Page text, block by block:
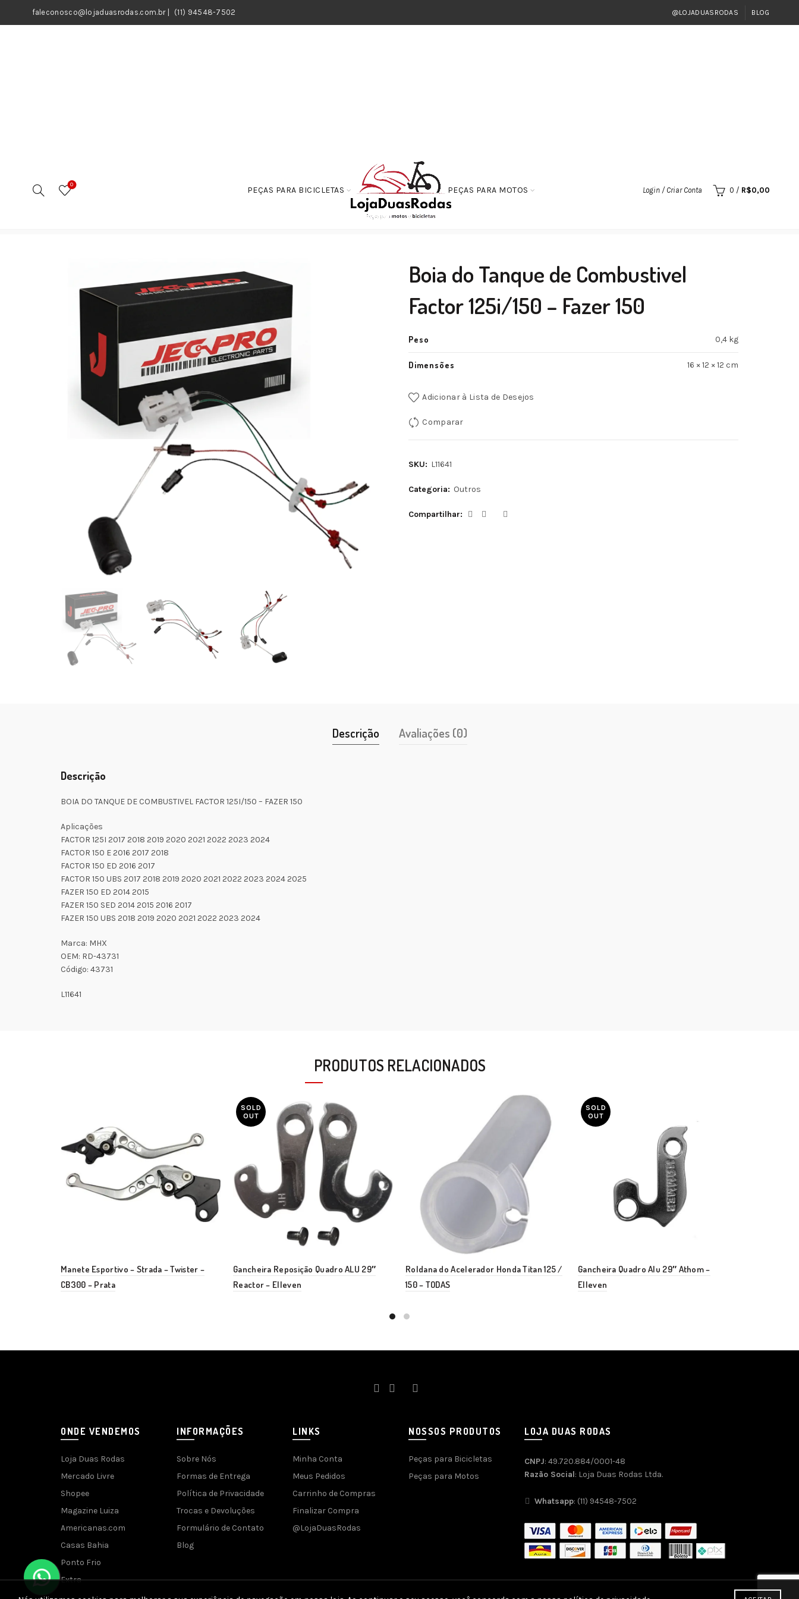
faleconosco@lojaduasrodas.com.br| (11) 94548-7502 @LOJADUASRODAS BLOG
0
PEÇAS PARA BICICLETAS PEÇAS PARA MOTOS Login / Criar Conta 0 / R$0,00
Boia do Tanque de Combustivel
Factor 125i/150 – Fazer 150
Peso 0,4 kg
Dimensões 16 × 12 × 12 cm
Adicionar à Lista de Desejos
Comparar
SKU: L11641
Categoria: Outros
Compartilhar
Descrição Avaliações (0)
Descrição
BOIA DO TANQUE DE COMBUSTIVEL FACTOR 125I/150 – FAZER 150
Aplicações
FACTOR 125I 2017 2018 2019 2020 2021 2022 2023 2024
FACTOR 150 E 2016 2017 2018
FACTOR 150 ED 2016 2017
FACTOR 150 UBS 2017 2018 2019 2020 2021 2022 2023 2024 2025
FAZER 150 ED 2014 2015
FAZER 150 SED 2014 2015 2016 2017
FAZER 150 UBS 2018 2019 2020 2021 2022 2023 2024
Marca: MHX
OEM: RD-43731
Código: 43731
L11641
PRODUTOS RELACIONADOS
Manete Esportivo – Strada – Twister –
CB300 – Prata
SOLD
OUT
Gancheira Reposição Quadro ALU 29″
Reactor – Elleven
Roldana do Acelerador Honda Titan 125 /
150 – TODAS
SOLD
OUT
Gancheira Quadro Alu 29″ Athom –
Elleven
ONDE VENDEMOS
Loja Duas Rodas
Mercado Livre
Shopee
Magazine Luiza
Americanas.com
Casas Bahia
Ponto Frio
Extra
INFORMAÇÕES
Sobre Nós
Formas de Entrega
Política de Privacidade
Trocas e Devoluções
Formulário de Contato
Blog
LINKS
Minha Conta
Meus Pedidos
Carrinho de Compras
Finalizar Compra
@LojaDuasRodas
NOSSOS PRODUTOS
Peças para Bicicletas
Peças para Motos
LOJA DUAS RODAS
CNPJ: 49.720.884/0001-48
Razão Social: Loja Duas Rodas Ltda.
Whatsapp: (11) 94548-7502